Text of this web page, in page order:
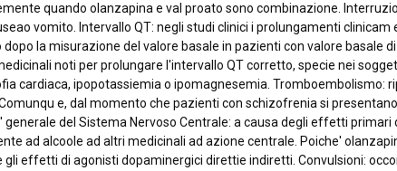
quando olanzapina e val proato sono combinazione.
vomito. Intervallo QT: negli studi clinici i prolungamenti
la misurazione del valore basale in pazienti con valore basale
noti per prolungare l'intervallo QT corretto, specie nei
cardiaca, ipopotassiemia o ipomagnesemia.
e, dal momento che pazienti con schizofrenia si
del Sistema Nervoso Centrale: a causa degli effetti
ad alcoole ad altri medicinali ad azione centrale. Poiche'
effetti di agonisti dopaminergici direttie indiretti. Convulsioni: